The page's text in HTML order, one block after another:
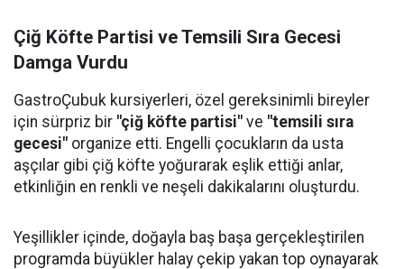
Çiğ Köfte Partisi ve Temsili Sıra Gecesi
Damga Vurdu
GastroÇubuk kursiyerleri, özel gereksinimli bireyler
için sürpriz bir "çiğ köfte partisi" ve "temsili sıra
gecesi" organize etti. Engelli çocukların da usta
aşçılar gibi çiğ köfte yoğurarak eşlik ettiği anlar,
etkinliğin en renkli ve neşeli dakikalarını oluşturdu.
Yeşillikler içinde, doğayla baş başa gerçekleştirilen
programda büyükler halay çekip yakan top oynayarak